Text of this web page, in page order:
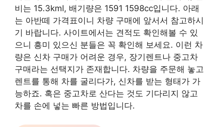
비는 15.3kml, 배기량은 1591 1598cc입니다. 아래
는 아반떼 가격표이니 차량 구매에 앞서서 참고하시
기 바랍니다. 사이트에서는 견적도 확인해볼 수 있
으니 흥미 있으신 분들은 꼭 확인해 보세요. 이런 차
량은 신차 구매가 어려운 경우, 장기렌트나 중고차
구매라는 선택지가 존재합니다. 차량을 주문해 놓고
렌트를 통해 차를 굴리다가, 신차를 받는 형태가 가
능하죠. 혹은 중고차로 산다는 것도 기다리지 않고
차를 손에 넣는 빠른 방법입니다.